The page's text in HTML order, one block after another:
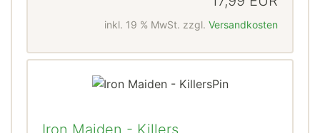
inkl. 19 % MwSt. zzgl. Versandkosten